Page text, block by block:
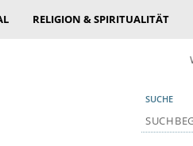
RELIGION & SPIRITUALITÄT
SUCHE